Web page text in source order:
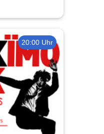
20:00 Uhr